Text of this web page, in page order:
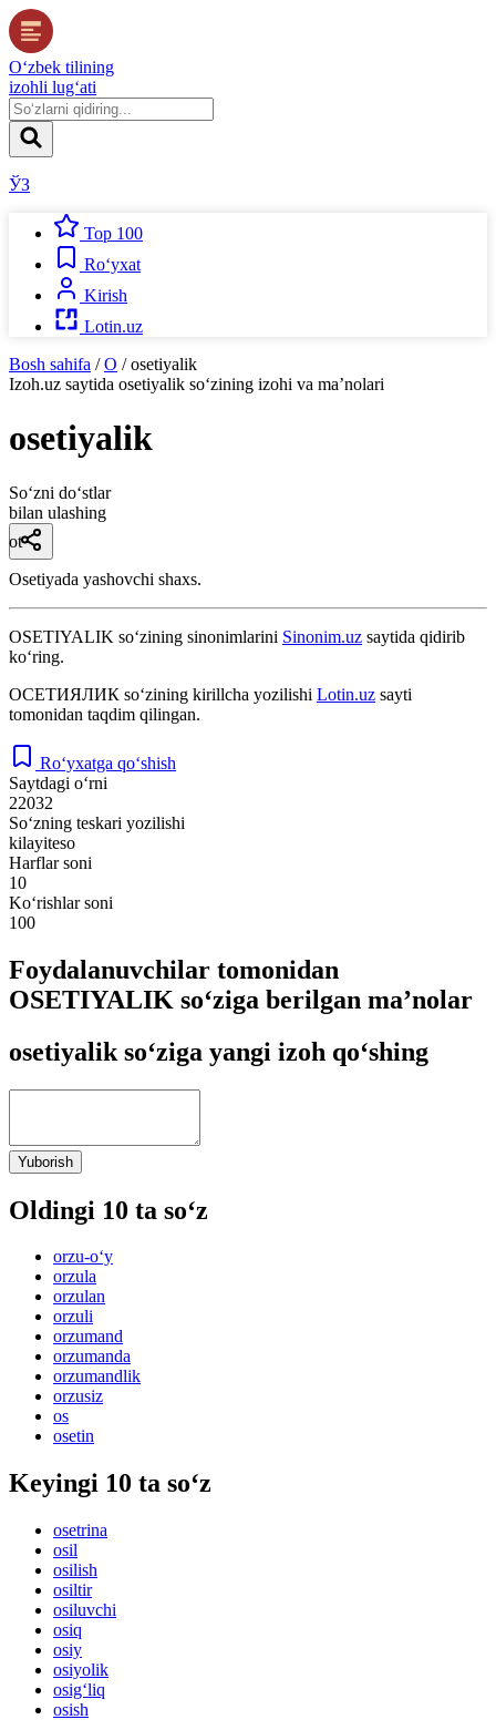
O‘zbek tilining
izohli lug‘ati
ЎЗ
Top 100
Ro‘yxat
Kirish
Lotin.uz
Bosh sahifa / O / osetiyalik
Izoh.uz saytida osetiyalik so‘zining izohi va ma’nolari
osetiyalik
So‘zni do‘stlar
bilan ulashing
ot
Osetiyada yashovchi shaxs.
OSETIYALIK so‘zining sinonimlarini Sinonim.uz saytida qidirib
ko‘ring.
ОСЕТИЯЛИК so‘zining kirillcha yozilishi Lotin.uz sayti
tomonidan taqdim qilingan.
Ro‘yxatga qo‘shish
Saytdagi o‘rni
22032
So‘zning teskari yozilishi
kilayiteso
Harflar soni
10
Ko‘rishlar soni
100
Foydalanuvchilar tomonidan
OSETIYALIK so‘ziga berilgan ma’nolar
osetiyalik so‘ziga yangi izoh qo‘shing
Yuborish
Oldingi 10 ta so‘z
orzu-o‘y
orzula
orzulan
orzuli
orzumand
orzumanda
orzumandlik
orzusiz
os
osetin
Keyingi 10 ta so‘z
osetrina
osil
osilish
osiltir
osiluvchi
osiq
osiy
osiyolik
osig‘liq
osish